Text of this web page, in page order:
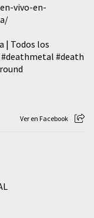
vivo-en-
| Todos los
#deathmetal #death
Ver en Facebook